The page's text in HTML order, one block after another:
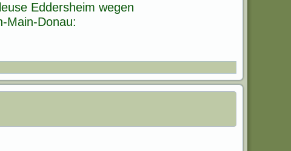
Eddersheim wegen
Main-Donau: